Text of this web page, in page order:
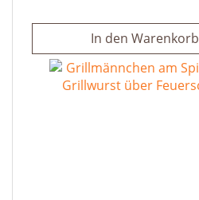
In den Warenkorb